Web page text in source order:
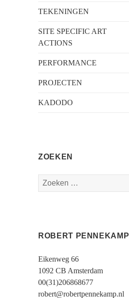
TEKENINGEN
SITE SPECIFIC ART
ACTIONS
PERFORMANCE
PROJECTEN
KADODO
ZOEKEN
Zoeken
naar:
ROBERT PENNEKAMP
Eikenweg 66
1092 CB Amsterdam
00(31)206868677
robert@robertpennekamp.nl